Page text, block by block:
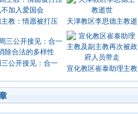
教：情愿被打压 天津教区李思德主教逝
公开接见：合一
宣化教区崔泰助理主教